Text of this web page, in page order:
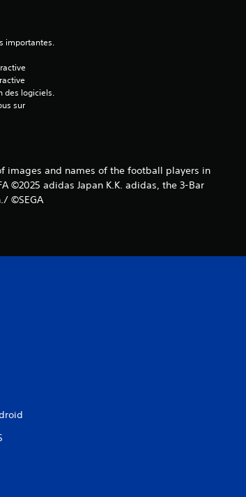
importantes.
des logiciels.
sur
of images and names of the football players in
©2025 adidas Japan K.K. adidas, the 3-Bar
©SEGA